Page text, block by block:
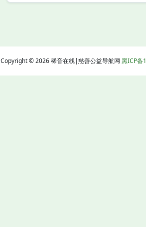
Copyright © 2026 稀音在线|慈善公益导航网 黑ICP备